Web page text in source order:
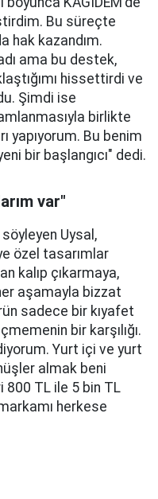
Bu süreçte
hak kazandım.
ama bu destek,
hissettirdi ve
Şimdi ise
birlikte
yapıyorum. Bu benim
bir başlangıcı" dedi.
var"
söyleyen Uysal,
özel tasarımlar
kalıp çıkarmaya,
aşamayla bizzat
sadece bir kıyafet
bir karşılığı.
Yurt içi ve yurt
almak beni
800 TL ile 5 bin TL
herkese